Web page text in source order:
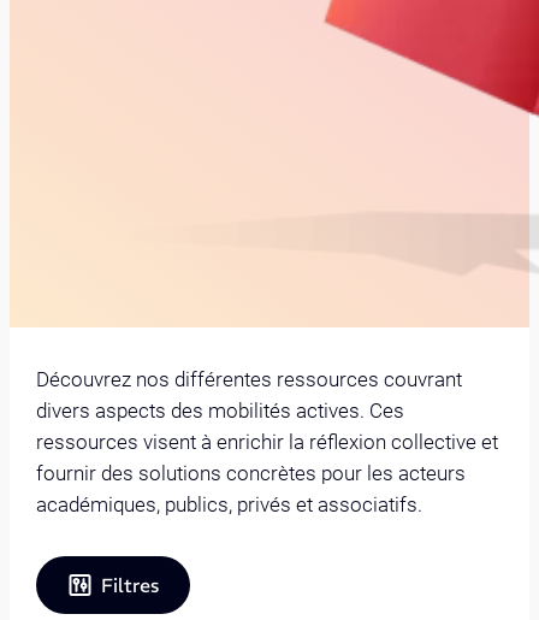
Découvrez nos différentes ressources couvrant
divers aspects des mobilités actives. Ces
ressources visent à enrichir la réflexion collective et
fournir des solutions concrètes pour les acteurs
académiques, publics, privés et associatifs.
Filtres